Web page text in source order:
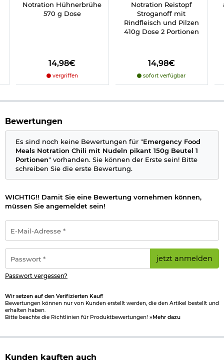
Allergene: Hartweizengrieß, Sojaeiweiß
Durchschnittliche Nährwertangaben pro 100g:
Notration Hühnerbrühe
570 g Dose
14,98€
vergriffen
Notration Reistopf
Stroganoff mit
Rindfleisch und Pilzen
410g Dose 2 Portionen
14,98€
sofort verfügbar
Bewertungen
Es sind noch keine Bewertungen für "Emergency Food
Meals Notration Chili mit Nudeln pikant 150g Beutel 1
Portionen" vorhanden. Sie können der Erste sein! Bitte
schreiben Sie die erste Bewertung.
WICHTIG!! Damit Sie eine Bewertung vornehmen können,
müssen Sie angemeldet sein!
Mail-
Adresse
*
jetzt anmelden
Passwort vergessen?
Wir setzen auf den Verifizierten Kauf!
Bewertungen können nur von Kunden erstellt werden, die den Artikel bestellt und
erhalten haben.
Bitte beachte die Richtlinien für Produktbewertungen! »Mehr dazu
Kunden kauften auch